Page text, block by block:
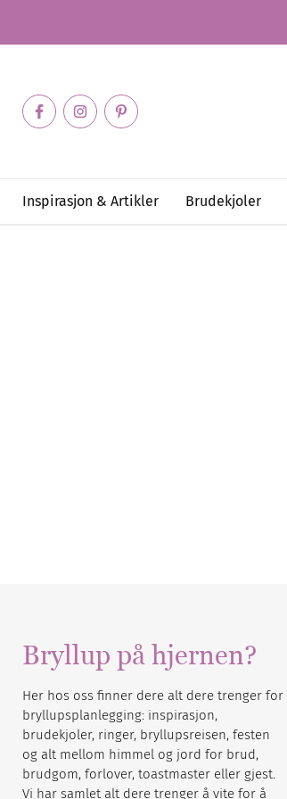
Inspirasjon & Artikler Brudekjoler
Bryllup på hjernen?
Her hos oss finner dere alt dere trenger for
bryllupsplanlegging: inspirasjon,
brudekjoler, ringer, bryllupsreisen, festen
og alt mellom himmel og jord for brud,
brudgom, forlover, toastmaster eller gjest.
Vi har samlet alt dere trenger å vite for å